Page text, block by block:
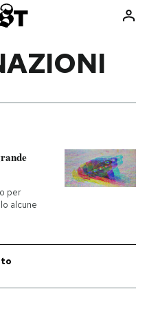
Consumismi
Ok Boomer!
per
alcune